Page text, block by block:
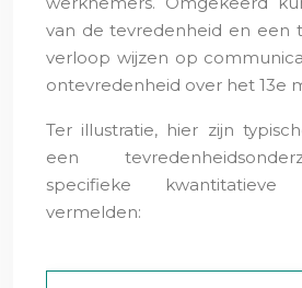
van de tevredenheid en een
verloop wijzen op
ontevredenheid over het 13e
Ter illustratie, hier zijn
een
specifieke
vermelden: